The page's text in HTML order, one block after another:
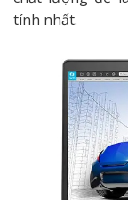
tính nhất.